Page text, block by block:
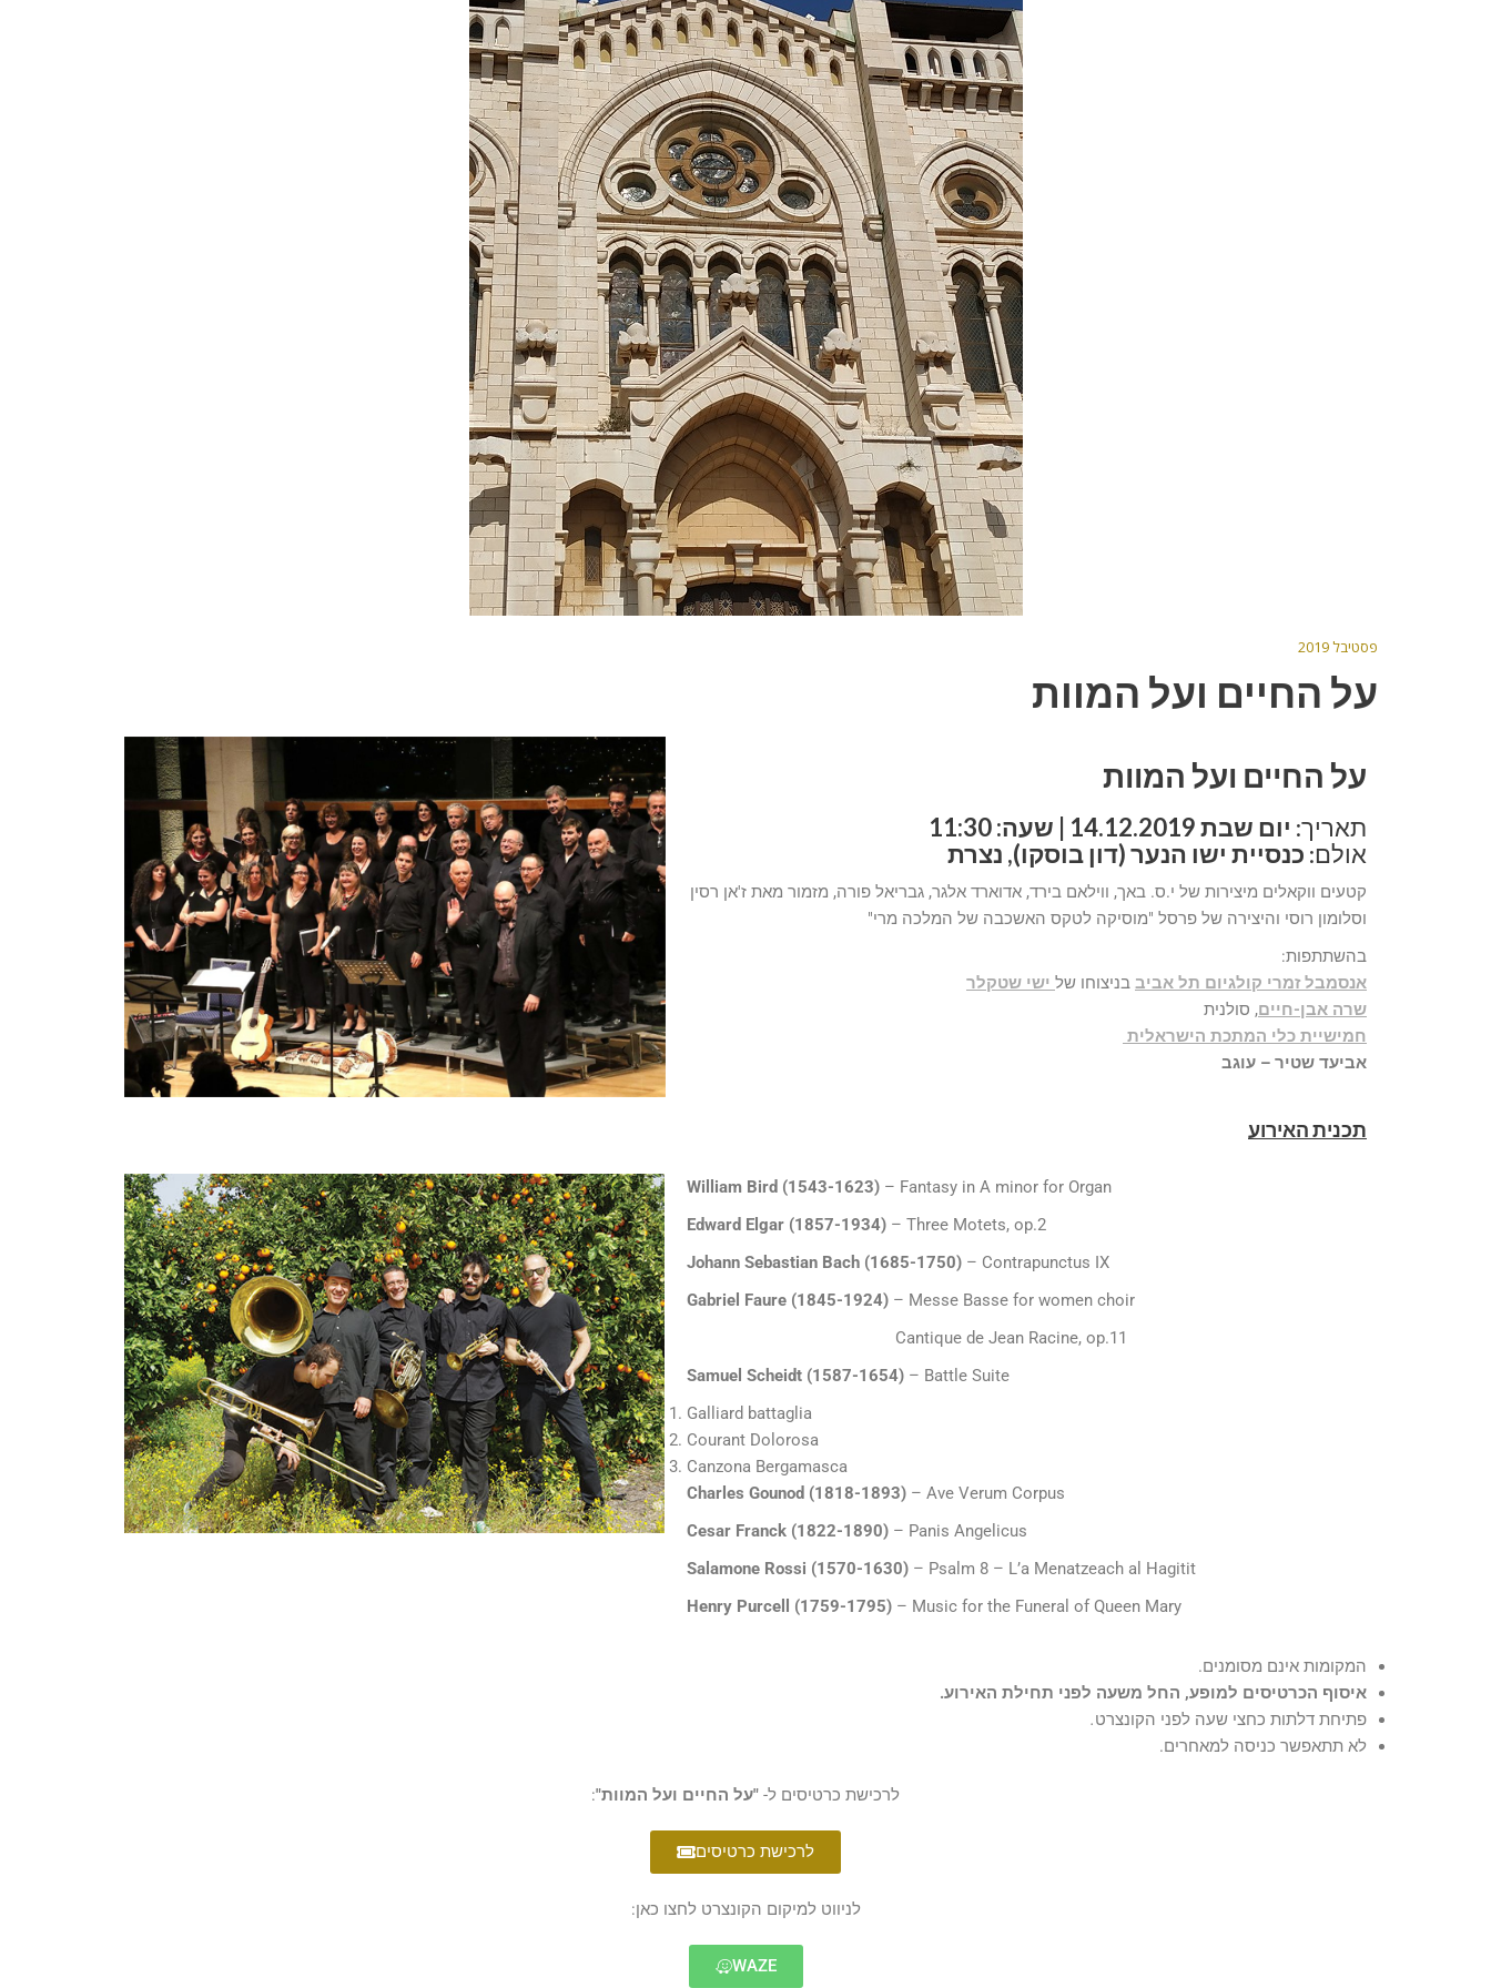
פסטיבל 2019
על החיים ועל המוות
על החיים ועל המוות
תאריך: יום שבת 14.12.2019 | שעה: 11:30
אולם: כנסיית ישו הנער (דון בוסקו), נצרת
קטעים ווקאלים מיצירות של י.ס. באך, ווילאם בירד, אדוארד אלגר, גבריאל פורה, מזמור מאת ז'אן רסין
וסלומון רוסי והיצירה של פרסל "מוסיקה לטקס האשכבה של המלכה מרי"
בהשתתפות:
אנסמבל זמרי קולגיום תל אביב בניצוחו של ישי שטקלר
שרה אבן-חיים, סולנית
חמישיית כלי המתכת הישראלית
אביעד שטיר – עוגב
תכנית האירוע
William Bird (1543-1623) – Fantasy in A minor for Organ
Edward Elgar (1857-1934) – Three Motets, op.2
Johann Sebastian Bach (1685-1750) – Contrapunctus IX
Gabriel Faure (1845-1924) – Messe Basse for women choir
Cantique de Jean Racine, op.11
Samuel Scheidt (1587-1654) – Battle Suite
Galliard battaglia
Courant Dolorosa
Canzona Bergamasca
Charles Gounod (1818-1893) – Ave Verum Corpus
Cesar Franck (1822-1890) – Panis Angelicus
Salamone Rossi (1570-1630) – Psalm 8 – L’a Menatzeach al Hagitit
Henry Purcell (1759-1795) – Music for the Funeral of Queen Mary
המקומות אינם מסומנים.
איסוף הכרטיסים למופע, החל משעה לפני תחילת האירוע.
פתיחת דלתות כחצי שעה לפני הקונצרט.
לא תתאפשר כניסה למאחרים.
לרכישת כרטיסים ל- "על החיים ועל המוות":
לרכישת כרטיסים
לניווט למיקום הקונצרט לחצו כאן:
WAZE